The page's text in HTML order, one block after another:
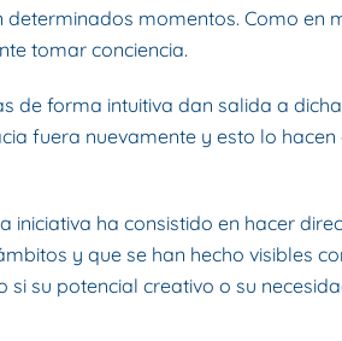
momentos. Como en
tomar conciencia.
de forma intuitiva dan salida a
fuera nuevamente y esto lo
iniciativa ha consistido en hacer
y que se han hecho visibles
su potencial creativo o su